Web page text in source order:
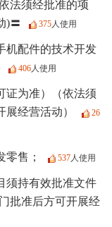
法须经批准的项
)〓
375人使用
机配件的技术开发
406人使用
证为准）（依法须
经营活动）
26
售； 537人使用
须持有效批准文件
批准后方可开展经